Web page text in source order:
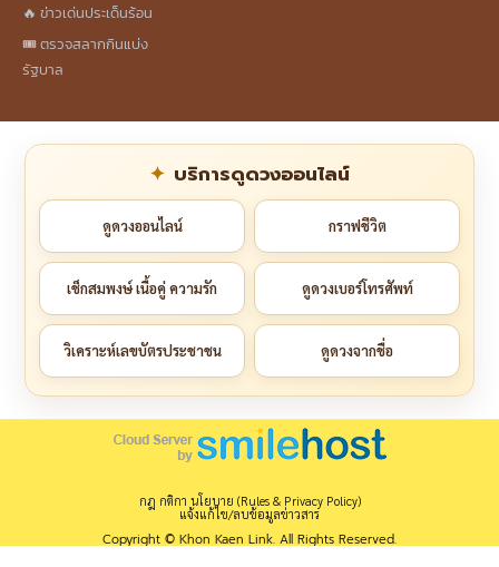
🔥 ข่าวเด่นประเด็นร้อน
🎟️ ตรวจสลากกินแบ่ง
รัฐบาล
บริการดูดวงออนไลน์
ดูดวงออนไลน์ กราฟชีวิต
เช็กสมพงษ์ เนื้อคู่ ความรัก ดูดวงเบอร์โทรศัพท์
วิเคราะห์เลขบัตรประชาชน ดูดวงจากชื่อ
กฎ กติกา นโยบาย (Rules & Privacy Policy)
แจ้งแก้ไข/ลบข้อมูลข่าวสาร
Copyright © Khon Kaen Link. All Rights Reserved.